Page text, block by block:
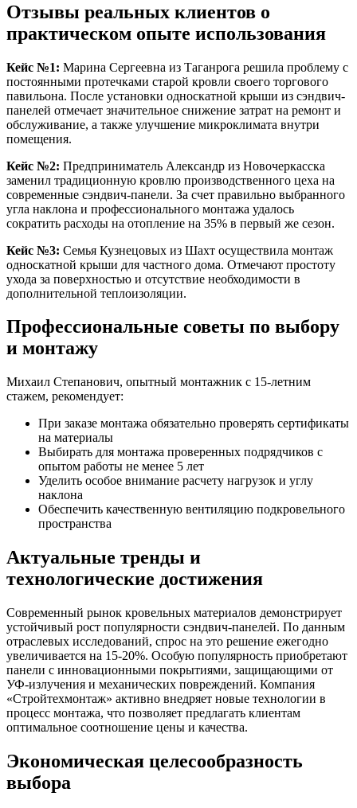
Отзывы реальных клиентов о
практическом опыте использования
Кейс №1: Марина Сергеевна из Таганрога решила проблему с
постоянными протечками старой кровли своего торгового
павильона. После установки односкатной крыши из сэндвич-
панелей отмечает значительное снижение затрат на ремонт и
обслуживание, а также улучшение микроклимата внутри
помещения.
Кейс №2: Предприниматель Александр из Новочеркасска
заменил традиционную кровлю производственного цеха на
современные сэндвич-панели. За счет правильно выбранного
угла наклона и профессионального монтажа удалось
сократить расходы на отопление на 35% в первый же сезон.
Кейс №3: Семья Кузнецовых из Шахт осуществила монтаж
односкатной крыши для частного дома. Отмечают простоту
ухода за поверхностью и отсутствие необходимости в
дополнительной теплоизоляции.
Профессиональные советы по выбору
и монтажу
Михаил Степанович, опытный монтажник с 15-летним
стажем, рекомендует:
При заказе монтажа обязательно проверять сертификаты
на материалы
Выбирать для монтажа проверенных подрядчиков с
опытом работы не менее 5 лет
Уделить особое внимание расчету нагрузок и углу
наклона
Обеспечить качественную вентиляцию подкровельного
пространства
Актуальные тренды и
технологические достижения
Современный рынок кровельных материалов демонстрирует
устойчивый рост популярности сэндвич-панелей. По данным
отраслевых исследований, спрос на это решение ежегодно
увеличивается на 15-20%. Особую популярность приобретают
панели с инновационными покрытиями, защищающими от
УФ-излучения и механических повреждений. Компания
«Стройтехмонтаж» активно внедряет новые технологии в
процесс монтажа, что позволяет предлагать клиентам
оптимальное соотношение цены и качества.
Экономическая целесообразность
выбора